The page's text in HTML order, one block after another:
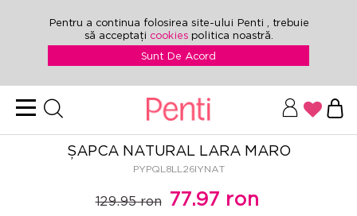
Pentru a continua folosirea site-ului Penti , trebuie
să acceptați cookies politica noastră.
Sunt De Acord
ȘAPCA NATURAL LARA MARO
PYPQL8LL26IYNAT
129.95 ron 77.97 ron